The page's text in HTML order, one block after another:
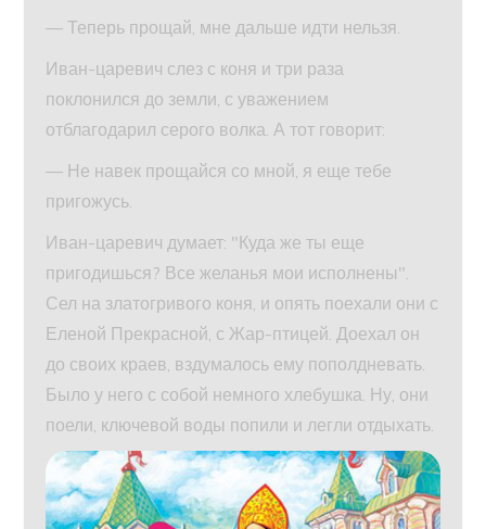
— Теперь прощай, мне дальше идти нельзя.
Иван-царевич слез с коня и три раза
поклонился до земли, с уважением
отблагодарил серого волка. А тот говорит:
— Не навек прощайся со мной, я еще тебе
пригожусь.
Иван-царевич думает: "Куда же ты еще
пригодишься? Все желанья мои исполнены".
Сел на златогривого коня, и опять поехали они с
Еленой Прекрасной, с Жар-птицей. Доехал он
до своих краев, вздумалось ему пополдневать.
Было у него с собой немного хлебушка. Ну, они
поели, ключевой воды попили и легли отдыхать.